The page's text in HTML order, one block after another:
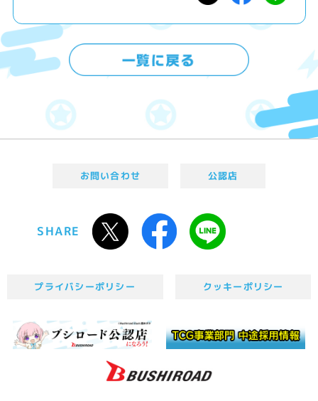
お問い合わせ 公認店
SHARE
プライバシーポリシー クッキーポリシー